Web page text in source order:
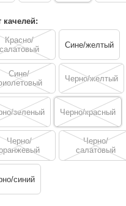
качелей:
Красно/
салатовый
Сине/желтый
Сине/
Черно/желтый
зеленый Черно/красный
Черно/
Черно/
салатовый
синий